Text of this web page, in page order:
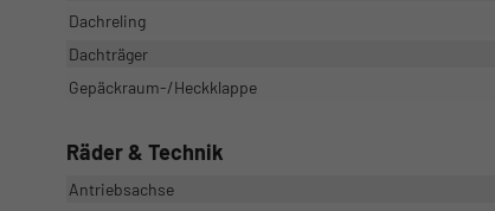
Dachreling
Dachträger
Gepäckraum-/Heckklappe
Räder & Technik
Antriebsachse